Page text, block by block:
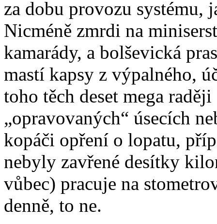
za dobu provozu systému,
Nicméně zmrdi na
kamarády, a bolševická
mastí kapsy z výpalného,
toho těch deset mega
„opravovaných“ úsecích
kopáči opření o lopatu,
nebyly zavřené desítky
vůbec) pracuje na
denně, to ne.